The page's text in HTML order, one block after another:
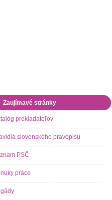
Zaujímavé stránky
prekladateľov
slovenského pravopisu
PSČ
práce